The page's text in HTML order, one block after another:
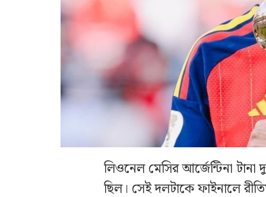
লিওনেল মেসির আর্জেন্টিনা
ছিল। সেই দলটাকে ফাইনালে